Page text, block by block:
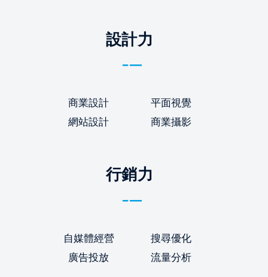
設計力
商業設計
平面視覺
網站設計
商業攝影
行銷力
自媒體經營
搜尋優化
廣告投放
流量分析